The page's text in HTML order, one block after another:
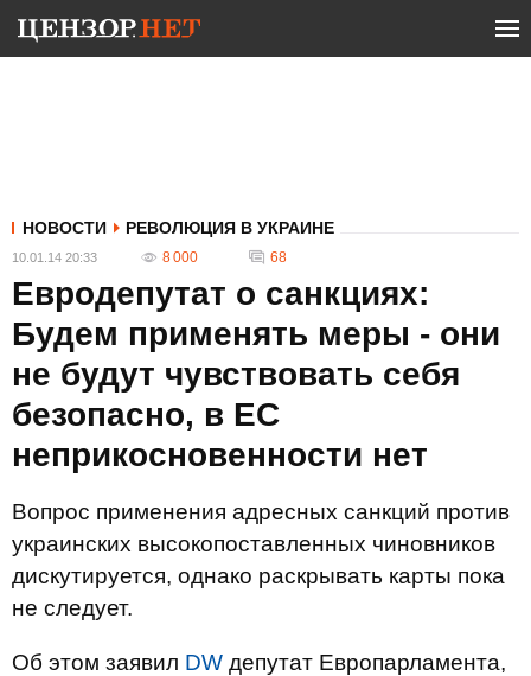
НОВОСТИ РЕВОЛЮЦИЯ В УКРАИНЕ
10.01.14 20:33 8 000 68
Евродепутат о санкциях:
Будем применять меры - они
не будут чувствовать себя
безопасно, в ЕС
неприкосновенности нет
Вопрос применения адресных санкций против
украинских высокопоставленных чиновников
дискутируется, однако раскрывать карты пока
не следует.
Об этом заявил DW депутат Европарламента,